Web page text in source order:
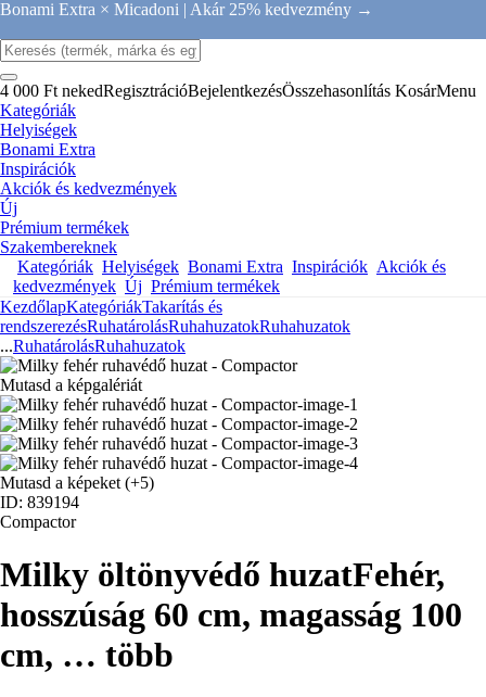
Bonami Extra × Micadoni | Akár 25% kedvezmény →
4 000 Ft nekedRegisztrációBejelentkezésÖsszehasonlítás KosárMenu
Kategóriák
Helyiségek
Bonami Extra
Inspirációk
Akciók és kedvezmények
Új
Prémium termékek
Szakembereknek
Kategóriák Helyiségek Bonami Extra Inspirációk Akciók és
kedvezmények Új Prémium termékek
KezdőlapKategóriákTakarítás és
rendszerezésRuhatárolásRuhahuzatokRuhahuzatok
...RuhatárolásRuhahuzatok
Mutasd a képgalériát
Mutasd a képeket (+5)
ID: 839194
Compactor
Milky öltönyvédő huzatFehér,
hosszúság 60 cm, magasság 100
cm, … több